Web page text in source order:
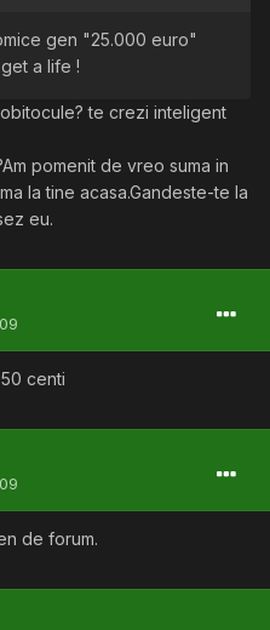
gen "25.000 euro"
a life !
te crezi inteligent
pomenit de vreo suma in
la tine acasa.Gandeste-te la
eu.
50 centi
de forum.